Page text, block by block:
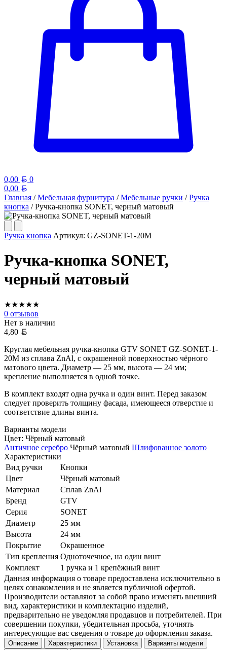
0,00 Белорусский рубль
0
0,00
Главная /Мебельная фурнитура /Мебельные ручки /Ручка
кнопка / Ручка-кнопка SONET, черный матовый
Ручка кнопка Артикул: GZ-SONET-1-20M
Ручка-кнопка SONET,
черный матовый
★★★★★
0 отзывов
Нет в наличии
4,80
Круглая мебельная ручка-кнопка GTV SONET GZ-SONET-1-
20M из сплава ZnAl, с окрашенной поверхностью чёрного
матового цвета. Диаметр — 25 мм, высота — 24 мм;
крепление выполняется в одной точке.
В комплект входят одна ручка и один винт. Перед заказом
следует проверить толщину фасада, имеющееся отверстие и
соответствие длины винта.
Варианты модели
Цвет: Чёрный матовый
Античное серебро Чёрный матовый Шлифованное золото
Характеристики
Вид ручки
Кнопки
Цвет
Чёрный матовый
Материал
Сплав ZnAl
Бренд
GTV
Серия
SONET
Диаметр
25 мм
Высота
24 мм
Покрытие
Окрашенное
Тип крепления Одноточечное, на один винт
Комплект
1 ручка и 1 крепёжный винт
Данная информация о товаре предоставлена исключительно в
целях ознакомления и не является публичной офертой.
Производители оставляют за собой право изменять внешний
вид, характеристики и комплектацию изделий,
предварительно не уведомляя продавцов и потребителей. При
совершении покупки, убедительная просьба, уточнять
интересующие вас сведения о товаре до оформления заказа.
Описание Характеристики Установка
Варианты модели